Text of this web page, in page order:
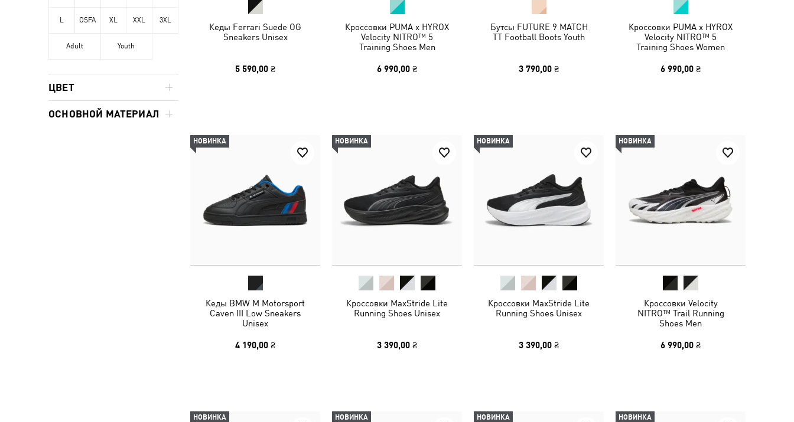
Кеды Ferrari Suede OG
Sneakers Unisex
5 590,00 ₴
Кроссовки PUMA x HYROX
Velocity NITRO™ 5
Training Shoes Men
6 990,00 ₴
Бутсы FUTURE 9 MATCH
TT Football Boots Youth
3 790,00 ₴
Кроссовки PUMA x HYROX
Velocity NITRO™ 5
Training Shoes Women
6 990,00 ₴
НОВИНКА
Кеды BMW M Motorsport
Caven III Low Sneakers
Unisex
4 190,00 ₴
НОВИНКА
Кроссовки MaxStride Lite
Running Shoes Unisex
3 390,00 ₴
НОВИНКА
Кроссовки MaxStride Lite
Running Shoes Unisex
3 390,00 ₴
НОВИНКА
Кроссовки Velocity
NITRO™ Trail Running
Shoes Men
6 990,00 ₴
НОВИНКА НОВИНКА НОВИНКА НОВИНКА
L OSFA XL XXL 3XL
Adult Youth
ЦВЕТ
ОСНОВНОЙ МАТЕРИАЛ